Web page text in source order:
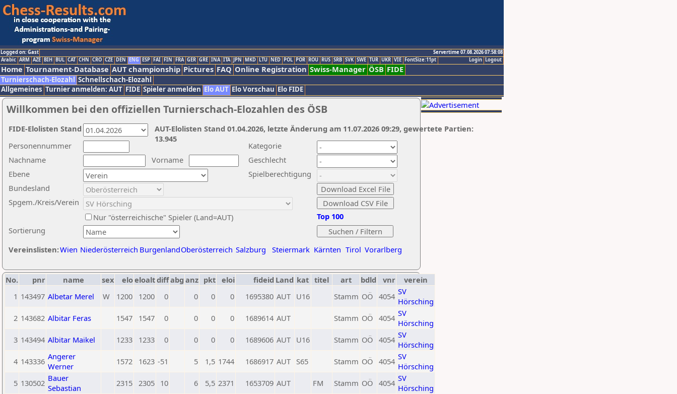
Logged on: Gast
Servertime 07.08.2026 07:58:08
Logout
Login
Arabic ARM AZE BIH BUL CAT CHN CRO CZE DEN ENG ESP FAI FIN FRA GER GRE INA ITA JPN MKD LTU NED POL POR ROU RUS SRB SVK SWE TUR UKR VIE FontSize:11pt
Home Tournament-Database AUT championship Pictures FAQ Online Registration Swiss-Manager ÖSB FIDE
Turnierschach-Elozahl Schnellschach-Elozahl
Allgemeines Turnier anmelden: AUT FIDE Spieler anmelden Elo AUT Elo Vorschau Elo FIDE
Willkommen bei den offiziellen Turnierschach-Elozahlen des ÖSB
Nachname
Vorname
Ebene
Kategorie
Sortierung
Personennummer
Bundesland
Spgem./Kreis/Verein
Geschlecht
Nur "österreichische" Spieler (Land=AUT)
Spielberechtigung
Vereinslisten:Wien Niederösterreich BurgenlandOberösterreich Salzburg Steiermark Kärnten Tirol Vorarlberg
Top 100
AUT-Elolisten Stand 01.04.2026, letzte Änderung am 11.07.2026 09:29, gewertete Partien:
13.945
FIDE-Elolisten Stand
No. pnr name sex eloeloaltdiffabg anz pkt eloi fideid Land kat titel art bdld vnr
verein
1 143497 Albetar Merel W 1200 1200 0 0 0 0 1695380 AUT U16 Stamm OÖ 4054 SV
Hörsching
2 143682 Albitar Feras 1547 1547 0 0 0 0 1689614 AUT Stamm OÖ 4054 SV
Hörsching
3 143494 Albitar Maikel 1233 1233 0 0 0 0 1689606 AUT U16 Stamm OÖ 4054 SV
Hörsching
4 143336 Angerer
Werner
1572 1623 -51 5 1,5 1744 1686917 AUT S65 Stamm OÖ 4054 SV
Hörsching
5 130502 Bauer
Sebastian
2315 2305 10 6 5,5 2371 1653709 AUT FM Stamm OÖ 4054 SV
Hörsching